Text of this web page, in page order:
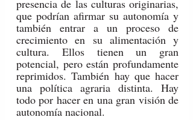
presencia de las culturas originarias,
que podrían afirmar su autonomía y
también entrar a un proceso de
crecimiento en su alimentación y
cultura. Ellos tienen un gran
potencial, pero están profundamente
reprimidos. También hay que hacer
una política agraria distinta. Hay
todo por hacer en una gran visión de
autonomía nacional.